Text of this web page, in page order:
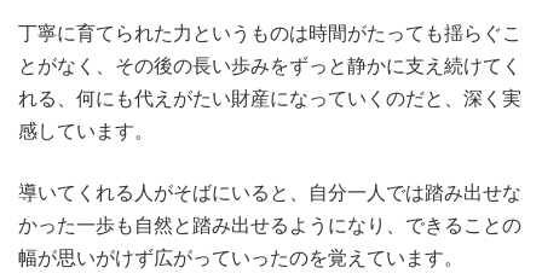
丁寧に育てられた力というものは時間がたっても揺らぐこ
とがなく、その後の長い歩みをずっと静かに支え続けてく
れる、何にも代えがたい財産になっていくのだと、深く実
感しています。
導いてくれる人がそばにいると、自分一人では踏み出せな
かった一歩も自然と踏み出せるようになり、できることの
幅が思いがけず広がっていったのを覚えています。